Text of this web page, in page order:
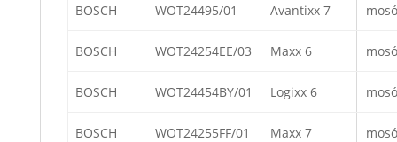
BOSCH WOT24495/01 Avantixx 7
BOSCH WOT24254EE/03 Maxx 6
BOSCH WOT24454BY/01 Logixx 6
BOSCH WOT24255FF/01 Maxx 7